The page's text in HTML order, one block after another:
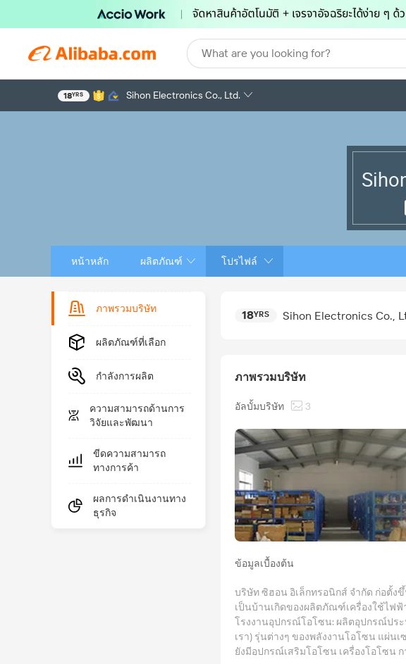
What are you looking for?
18YRS Sihon Electronics Co., Ltd.
หน้าหลัก ผลิตภัณฑ์ โปรไฟล์
ภาพรวมบริษัท
ผลิตภัณฑ์ที่เลือก
กำลังการผลิต
ความสามารถด้านการ
วิจัยและพัฒนา
ขีดความสามารถ
ทางการค้า
ผลการดำเนินงานทาง
ธุรกิจ
18YRS Sihon Electronics Co.,
ภาพรวมบริษัท
อัลบั้มบริษัท 3
ข้อมูลเบื้องต้น
บริษัท ซิฮอน อิเล็กทรอนิกส์ จำกัด ก่อตั้ง
เป็นบ้านเกิดของผลิตภัณฑ์เครื่องใช้ไฟฟ้
โรงงานอุปกรณ์โอโซน: ผลิตอุปกรณ์ปร
เรา) รุ่นต่างๆ ของพลังงานโอโซน แผ่น
ยังมีอุปกรณ์เสริมโอโซน เครื่องโอโซน